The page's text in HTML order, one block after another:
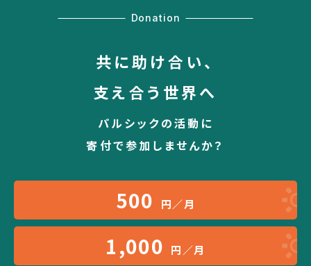
Donation
共に助け合い、
支え合う世界へ
パルシックの活動に
寄付で参加しませんか？
500 円／月
1,000 円／月